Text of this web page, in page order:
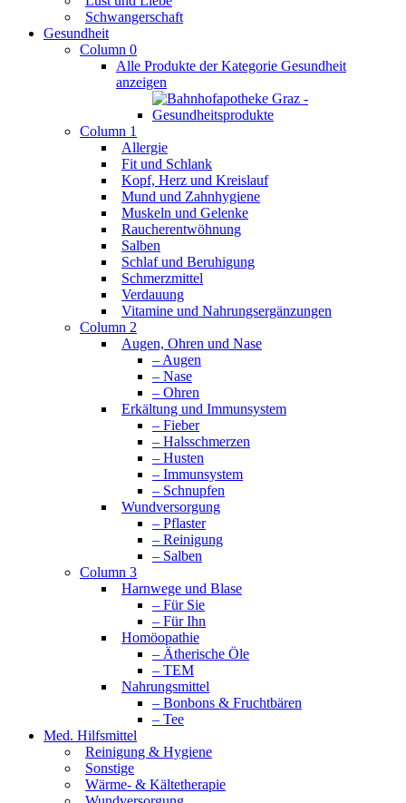
Schwangerschaft
Gesundheit
Column 0
Alle Produkte der Kategorie Gesundheit
anzeigen
Column 1
Allergie
Fit und Schlank
Kopf, Herz und Kreislauf
Mund und Zahnhygiene
Muskeln und Gelenke
Raucherentwöhnung
Salben
Schlaf und Beruhigung
Schmerzmittel
Verdauung
Vitamine und Nahrungsergänzungen
Column 2
Augen, Ohren und Nase
– Augen
– Nase
– Ohren
Erkältung und Immunsystem
– Fieber
– Halsschmerzen
– Husten
– Immunsystem
– Schnupfen
Wundversorgung
– Pflaster
– Reinigung
– Salben
Column 3
Harnwege und Blase
– Für Sie
– Für Ihn
Homöopathie
– Ätherische Öle
– TEM
Nahrungsmittel
– Bonbons & Fruchtbären
– Tee
Med. Hilfsmittel
Reinigung & Hygiene
Sonstige
Wärme- & Kältetherapie